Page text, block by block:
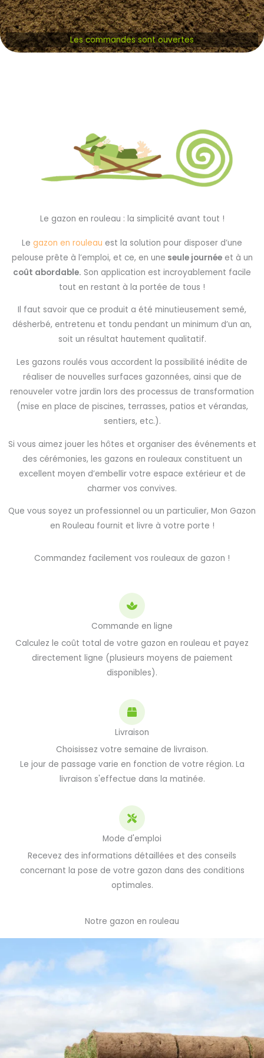
Les commandes sont ouvertes
Le gazon en rouleau : la simplicité avant tout !
Le gazon en rouleau est la solution pour disposer d’une
pelouse prête à l’emploi, et ce, en une seule journéeet à un
coût abordable. Son application est incroyablement facile
tout en restant à la portée de tous !
Il faut savoir que ce produit a été minutieusement semé,
désherbé, entretenu et tondu pendant un minimum d’un an,
soit un résultat hautement qualitatif.
Les gazons roulés vous accordent la possibilité inédite de
réaliser de nouvelles surfaces gazonnées, ainsi que de
renouveler votre jardin lors des processus de transformation
(mise en place de piscines, terrasses, patios et vérandas,
sentiers, etc.).
Si vous aimez jouer les hôtes et organiser des événements et
des cérémonies, les gazons en rouleaux constituent un
excellent moyen d’embellir votre espace extérieur et de
charmer vos convives.
Que vous soyez un professionnel ou un particulier, Mon Gazon
en Rouleau fournit et livre à votre porte !
Commandez facilement vos rouleaux de gazon !
Commande en ligne
Calculez le coût total de votre gazon en rouleau et payez
directement ligne (plusieurs moyens de paiement
disponibles).
Livraison
Choisissez votre semaine de livraison.
Le jour de passage varie en fonction de votre région. La
livraison s'effectue dans la matinée.
Mode d'emploi
Recevez des informations détaillées et des conseils
concernant la pose de votre gazon dans des conditions
optimales.
Notre gazon en rouleau